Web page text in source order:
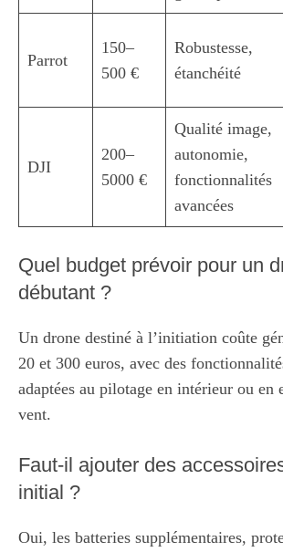
Parrot
150–
500 €
Robustesse,
étanchéité
DJI
200–
5000 €
Qualité image,
autonomie,
fonctionnalités
avancées
Quel budget prévoir pour un
débutant ?
Un drone destiné à l’initiation coûte
20 et 300 euros, avec des
adaptées au pilotage en intérieur ou en
vent.
Faut-il ajouter des
initial ?
Oui, les batteries supplémentaires,